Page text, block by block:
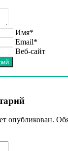
Имя*
Email*
Веб-сайт
опубликован.